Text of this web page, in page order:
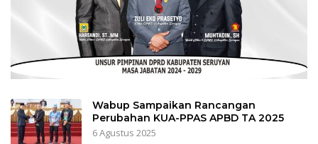
Wabup Sampaikan Rancangan
Perubahan KUA-PPAS APBD TA 2025
6 Agustus 2025